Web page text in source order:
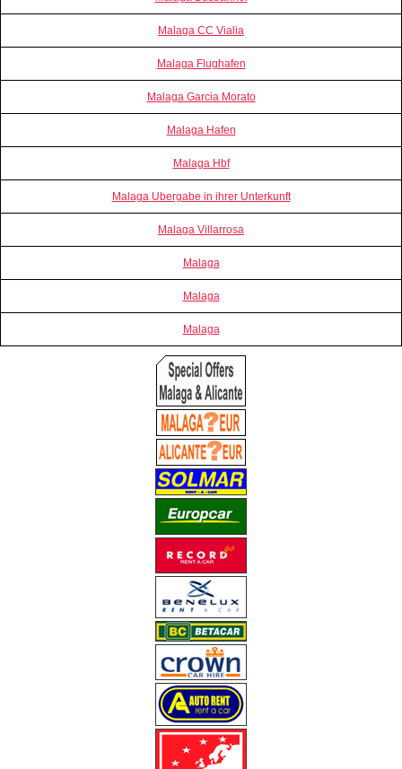
Malaga CC Vialia
Malaga Flughafen
Malaga Garcia Morato
Malaga Hafen
Malaga Hbf
Malaga Ubergabe in ihrer Unterkunft
Malaga Villarrosa
Malaga
Malaga
Malaga